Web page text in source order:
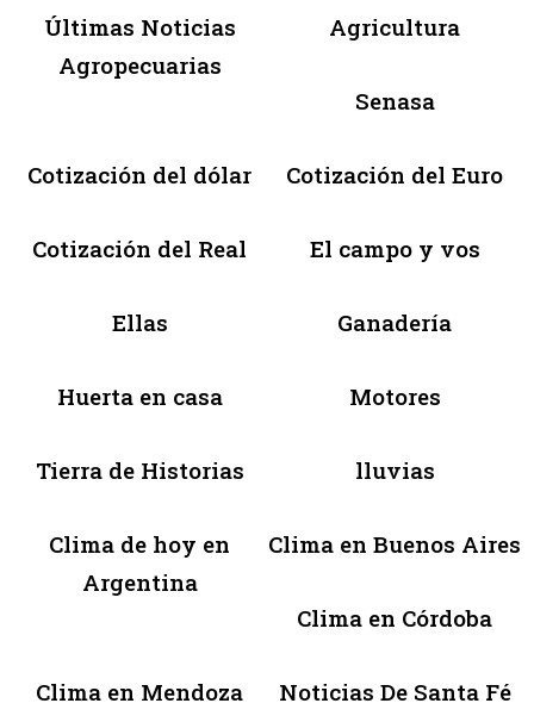
Últimas Noticias
Agropecuarias
Agricultura
Senasa
Cotización del dólar Cotización del Euro
Cotización del Real El campo y vos
Ellas Ganadería
Huerta en casa Motores
Tierra de Historias lluvias
Clima de hoy en
Argentina
Clima en Buenos Aires
Clima en Córdoba
Clima en Mendoza Noticias De Santa Fé